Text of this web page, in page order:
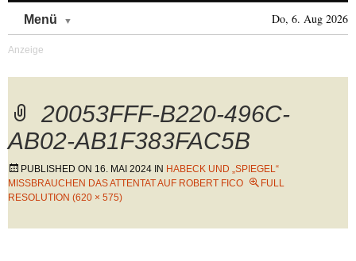
Menü Do, 6. Aug 2026
20053FFF-B220-496C-
AB02-AB1F383FAC5B
PUBLISHED ON 16. MAI 2024 IN HABECK UND „SPIEGEL“
MISSBRAUCHEN DAS ATTENTAT AUF ROBERT FICO
FULL
RESOLUTION (620 × 575)